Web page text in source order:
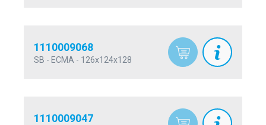
1110009068
SB - ECMA - 126x124x128
1110009047